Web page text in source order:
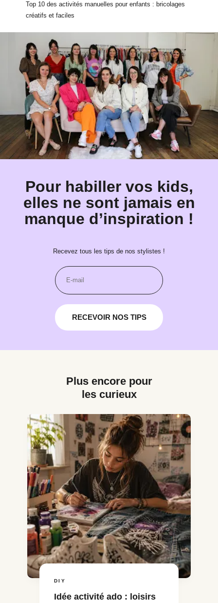
Top 10 des activités manuelles pour enfants : bricolages
créatifs et faciles
Pour habiller vos kids,
elles ne sont jamais en
manque d’inspiration !
Recevez tous les tips de nos stylistes !
RECEVOIR NOS TIPS
Plus encore pour
les curieux
DIY
Idée activité ado : loisirs